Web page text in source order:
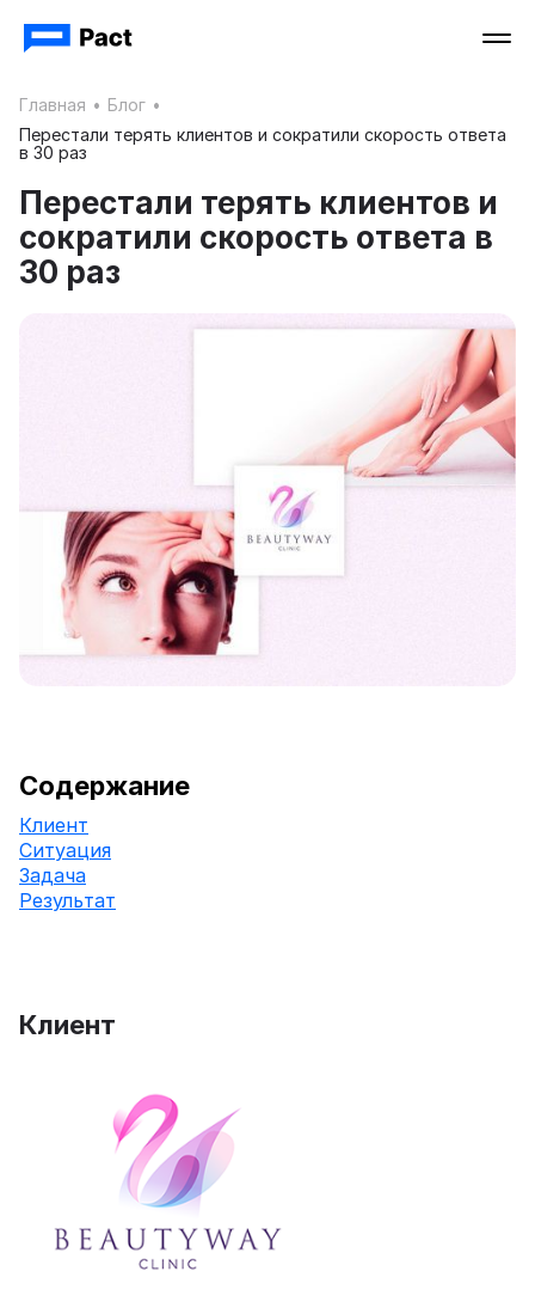
Главная • Блог •
Перестали терять клиентов и сократили скорость ответа
в 30 раз
Перестали терять клиентов и
сократили скорость ответа в
30 раз
Содержание
Клиент
Ситуация
Задача
Результат
Клиент